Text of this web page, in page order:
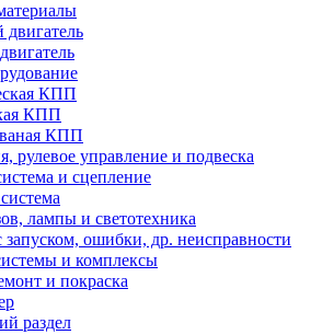
КПП
КПП
КПП
рулевое управление и подвеска
и сцепление
лампы и светотехника
ошибки, др. неисправности
и комплексы
и покраска
раздел